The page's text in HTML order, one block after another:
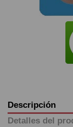
Descripción
Detalles del